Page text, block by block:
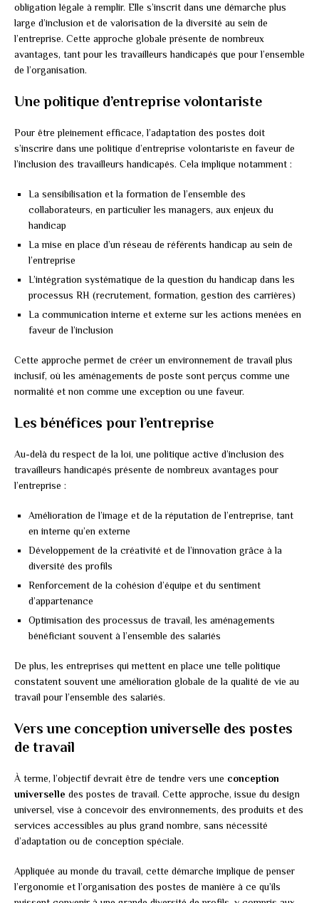
obligation légale à remplir. Elle s’inscrit dans une démarche plus
large d’inclusion et de valorisation de la diversité au sein de
l’entreprise. Cette approche globale présente de nombreux
avantages, tant pour les travailleurs handicapés que pour l’ensemble
de l’organisation.
Une politique d’entreprise volontariste
Pour être pleinement efficace, l’adaptation des postes doit
s’inscrire dans une politique d’entreprise volontariste en faveur de
l’inclusion des travailleurs handicapés. Cela implique notamment :
La sensibilisation et la formation de l’ensemble des
collaborateurs, en particulier les managers, aux enjeux du
handicap
La mise en place d’un réseau de référents handicap au sein de
l’entreprise
L’intégration systématique de la question du handicap dans les
processus RH (recrutement, formation, gestion des carrières)
La communication interne et externe sur les actions menées en
faveur de l’inclusion
Cette approche permet de créer un environnement de travail plus
inclusif, où les aménagements de poste sont perçus comme une
normalité et non comme une exception ou une faveur.
Les bénéfices pour l’entreprise
Au-delà du respect de la loi, une politique active d’inclusion des
travailleurs handicapés présente de nombreux avantages pour
l’entreprise :
Amélioration de l’image et de la réputation de l’entreprise, tant
en interne qu’en externe
Développement de la créativité et de l’innovation grâce à la
diversité des profils
Renforcement de la cohésion d’équipe et du sentiment
d’appartenance
Optimisation des processus de travail, les aménagements
bénéficiant souvent à l’ensemble des salariés
De plus, les entreprises qui mettent en place une telle politique
constatent souvent une amélioration globale de la qualité de vie au
travail pour l’ensemble des salariés.
Vers une conception universelle des postes
de travail
À terme, l’objectif devrait être de tendre vers une conception
universelle des postes de travail. Cette approche, issue du design
universel, vise à concevoir des environnements, des produits et des
services accessibles au plus grand nombre, sans nécessité
d’adaptation ou de conception spéciale.
Appliquée au monde du travail, cette démarche implique de penser
l’ergonomie et l’organisation des postes de manière à ce qu’ils